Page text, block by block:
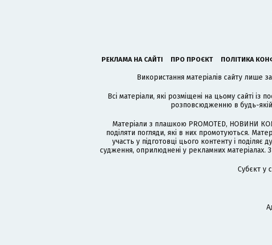
РЕКЛАМА НА САЙТІ ПРО ПРОЄКТ ПОЛІТИКА
Використання матеріалів сайту лише
Всі матеріали, які розміщені на цьому сайті із
розповсюдженню в будь-
Матеріали з плашкою PROMOTED, НОВИНИ
поділяти погляди, які в них промотуються.
участь у підготовці цього контенту і поділяє
судження, оприлюднені у рекламних матеріалах.
Cубєкт у